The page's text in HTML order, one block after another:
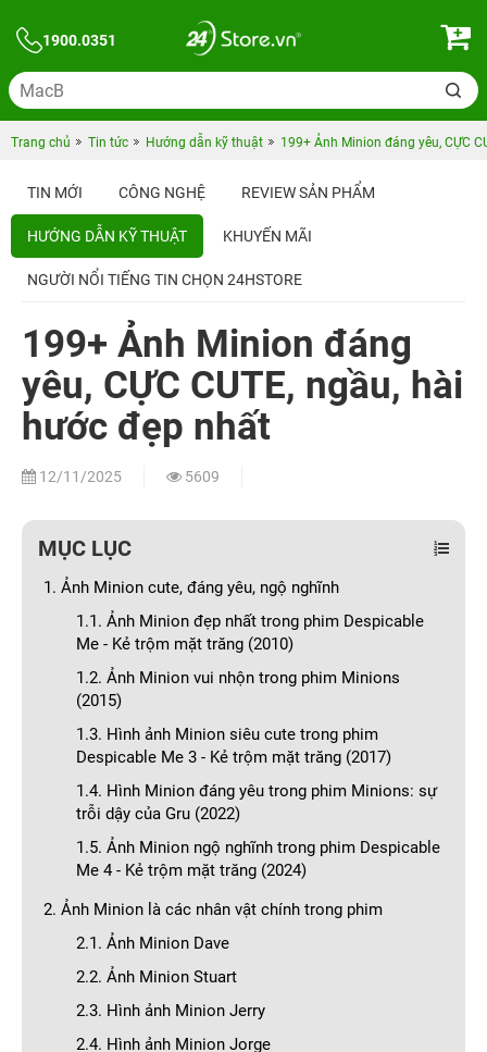
1900.0351
Trang chủ Tin tức Hướng dẫn kỹ thuật 199+ Ảnh Minion đáng yêu, CỰC
TIN MỚI CÔNG NGHỆ REVIEW SẢN PHẨM
HƯỚNG DẪN KỸ THUẬT KHUYẾN MÃI
NGƯỜI NỔI TIẾNG TIN CHỌN 24HSTORE
199+ Ảnh Minion đáng
yêu, CỰC CUTE, ngầu, hài
hước đẹp nhất
12/11/2025 5609
MỤC LỤC
1. Ảnh Minion cute, đáng yêu, ngộ nghĩnh
1.1. Ảnh Minion đẹp nhất trong phim Despicable
Me - Kẻ trộm mặt trăng (2010)
1.2. Ảnh Minion vui nhộn trong phim Minions
(2015)
1.3. Hình ảnh Minion siêu cute trong phim
Despicable Me 3 - Kẻ trộm mặt trăng (2017)
1.4. Hình Minion đáng yêu trong phim Minions: sự
trỗi dậy của Gru (2022)
1.5. Ảnh Minion ngộ nghĩnh trong phim Despicable
Me 4 - Kẻ trộm mặt trăng (2024)
2. Ảnh Minion là các nhân vật chính trong phim
2.1. Ảnh Minion Dave
2.2. Ảnh Minion Stuart
2.3. Hình ảnh Minion Jerry
2.4. Hình ảnh Minion Jorge